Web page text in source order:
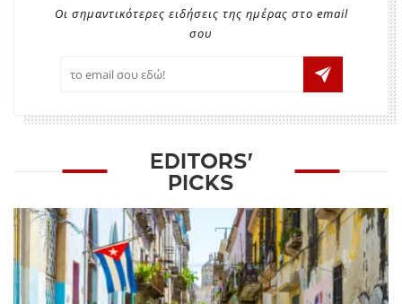
Οι σημαντικότερες ειδήσεις της ημέρας στο email
σου
EDITORS'
PICKS